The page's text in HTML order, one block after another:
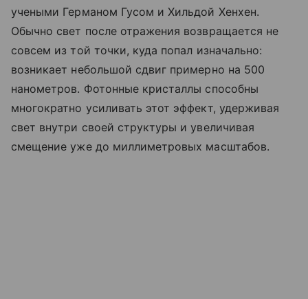
учеными Германом Гусом и Хильдой Хенхен.
Обычно свет после отражения возвращается не
совсем из той точки, куда попал изначально:
возникает небольшой сдвиг примерно на 500
нанометров. Фотонные кристаллы способны
многократно усиливать этот эффект, удерживая
свет внутри своей структуры и увеличивая
смещение уже до миллиметровых масштабов.